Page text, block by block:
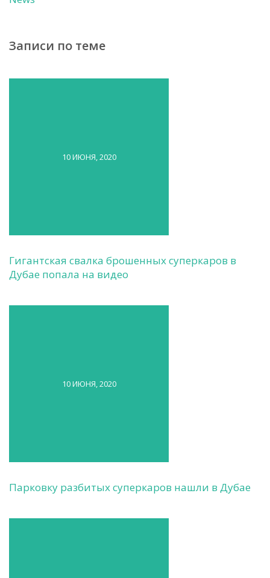
Записи по теме
10 ИЮНЯ, 2020
Гигантская свалка брошенных суперкаров в
Дубае попала на видео
10 ИЮНЯ, 2020
Парковку разбитых суперкаров нашли в Дубае